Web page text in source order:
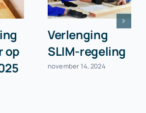
op
Verlenging
SLIM-regeling
november 14, 2024